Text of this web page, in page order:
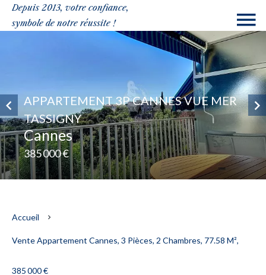
Depuis 2013, votre confiance,
symbole de notre réussite !
APPARTEMENT 3P CANNES VUE MER
TASSIGNY
Cannes
385 000 €
Accueil
Vente Appartement Cannes, 3 Pièces, 2 Chambres, 77.58 M²,
385 000 €